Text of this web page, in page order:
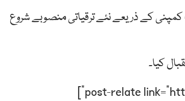
کے ذریعے نئے ترقیاتی منصوبے شروع
کیا۔